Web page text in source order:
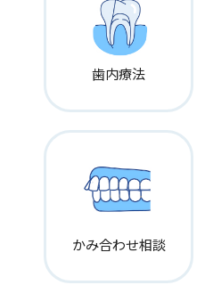
歯内療法
かみ合わせ相談
〈正社員〉
250,000円〜
（試用期間3~6ヶ月給与同額）
交通費
残業